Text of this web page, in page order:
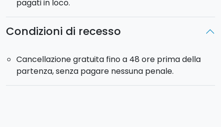
pagati in loco.
Condizioni di recesso
Cancellazione gratuita fino a 48 ore prima della
partenza, senza pagare nessuna penale.